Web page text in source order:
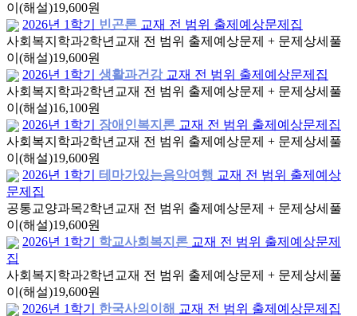
이(해설)19,600원
2026년 1학기
빈곤론 교재 전 범위 출제예상문제집
사회복지학과2학년 교재 전 범위 출제예상문제 + 문제상세풀
이(해설)19,600원
2026년 1학기
생활과건강 교재 전 범위 출제예상문제집
사회복지학과2학년 교재 전 범위 출제예상문제 + 문제상세풀
이(해설)16,100원
2026년 1학기
장애인복지론 교재 전 범위 출제예상문제집
사회복지학과2학년 교재 전 범위 출제예상문제 + 문제상세풀
이(해설)19,600원
2026년 1학기
테마가있는음악여행 교재 전 범위 출제예상
문제집
공통교양과목2학년 교재 전 범위 출제예상문제 + 문제상세풀
이(해설)19,600원
2026년 1학기
학교사회복지론 교재 전 범위 출제예상문제
집
사회복지학과2학년 교재 전 범위 출제예상문제 + 문제상세풀
이(해설)19,600원
2026년 1학기
한국사의이해 교재 전 범위 출제예상문제집